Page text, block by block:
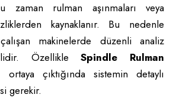
zaman rulman aşınmaları veya
kaynaklanır. Bu nedenle
makinelerde düzenli analiz
ÖzellikleSpindle Rulman
ortaya çıktığında sistemin detaylı
gerekir.